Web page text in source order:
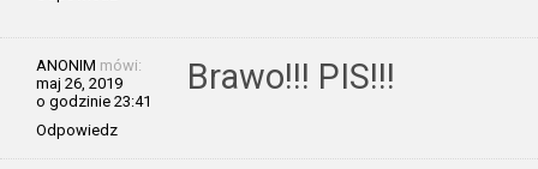
ANONIM mówi:
maj 26, 2019
o godzinie 23:41
Odpowiedz
Brawo!!! PIS!!!